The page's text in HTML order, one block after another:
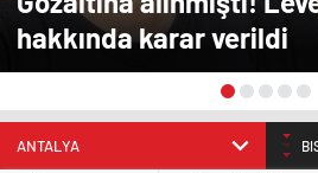
hakkında karar verildi